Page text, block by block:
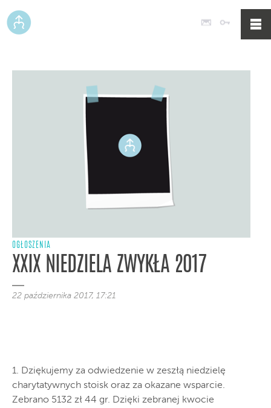
Poczta
OGŁOSZENIA
XXIX NIEDZIELA ZWYKŁA 2017
22 października 2017, 17:21
1. Dziękujemy za odwiedzenie w zeszłą niedzielę
charytatywnych stoisk oraz za okazane wsparcie.
Zebrano 5132 zł 44 gr. Dzięki zebranej kwocie